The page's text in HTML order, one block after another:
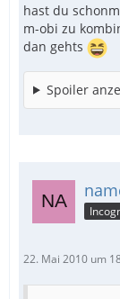
hast du
m-obi zu
dan gehts
Spoiler
22. Mai 2010 um